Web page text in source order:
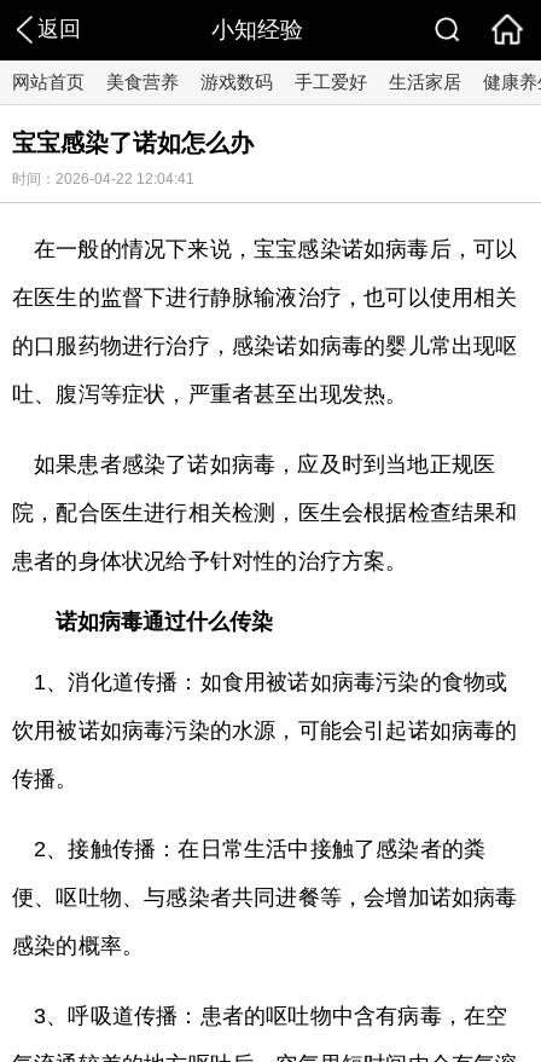
返回 小知经验
网站首页 美食营养 游戏数码 手工爱好 生活家居 健康养
宝宝感染了诺如怎么办
时间：2026-04-22 12:04:41
在一般的情况下来说，宝宝感染诺如病毒后，可以
在医生的监督下进行静脉输液治疗，也可以使用相关
的口服药物进行治疗，感染诺如病毒的婴儿常出现呕
吐、腹泻等症状，严重者甚至出现发热。
如果患者感染了诺如病毒，应及时到当地正规医
院，配合医生进行相关检测，医生会根据检查结果和
患者的身体状况给予针对性的治疗方案。
诺如病毒通过什么传染
1、消化道传播：如食用被诺如病毒污染的食物或
饮用被诺如病毒污染的水源，可能会引起诺如病毒的
传播。
2、接触传播：在日常生活中接触了感染者的粪
便、呕吐物、与感染者共同进餐等，会增加诺如病毒
感染的概率。
3、呼吸道传播：患者的呕吐物中含有病毒，在空